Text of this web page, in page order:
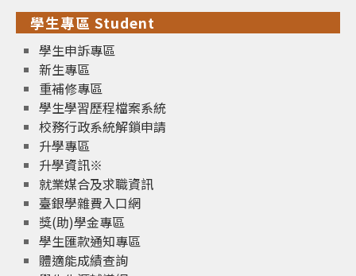
學生專區 Student
學生申訴專區
新生專區
重補修專區
學生學習歷程檔案系統
校務行政系統解鎖申請
升學專區
升學資訊※
就業媒合及求職資訊
臺銀學雜費入口網
獎(助)學金專區
學生匯款通知專區
體適能成績查詢